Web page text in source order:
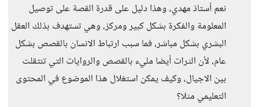
نعم أستاذ مهدي، وهذا دليل على قدرة القصة على توصيل
المعلومة والفكرة بشكل كبير ومركز، وهي تستهدف بذلك العقل
البشري بشكل مباشر، فما سبب ارتباط الانسان بالقصص بشكل
عام، لأن الثرات أيضا مليء بالقصص والروايات التي تنتقلت
بين الاجيال، وكيف يمكن استغلال هذا الموضوع في المحتوى
التعليمي مثلا؟